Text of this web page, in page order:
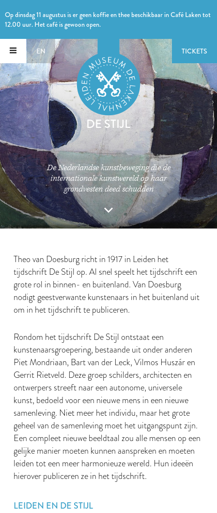
Op dinsdag 11 augustus is er geen koffie en thee beschikbaar in Café Laken tot
12.00 uur. Het café is gewoon open.
EN TICKETS
DE STIJL
De Nederlandse kunstbeweging die de
internationale kunstwereld op haar
grondvesten deed schudden
Theo van Doesburg richt in 1917 in Leiden het
tijdschrift De Stijl op. Al snel speelt het tijdschrift een
grote rol in binnen- en buitenland. Van Doesburg
nodigt geestverwante kunstenaars in het buitenland uit
om in het tijdschrift te publiceren.
Rondom het tijdschrift De Stijl ontstaat een
kunstenaarsgroepering, bestaande uit onder anderen
Piet Mondriaan, Bart van der Leck, Vilmos Huszár en
Gerrit Rietveld. Deze groep schilders, architecten en
ontwerpers streeft naar een autonome, universele
kunst, bedoeld voor een nieuwe mens in een nieuwe
samenleving. Niet meer het individu, maar het grote
geheel van de samenleving moet het uitgangspunt zijn.
Een compleet nieuwe beeldtaal zou alle mensen op een
gelijke manier moeten kunnen aanspreken en moeten
leiden tot een meer harmonieuze wereld. Hun ideeën
hierover publiceren ze in het tijdschrift.
LEIDEN EN DE STIJL